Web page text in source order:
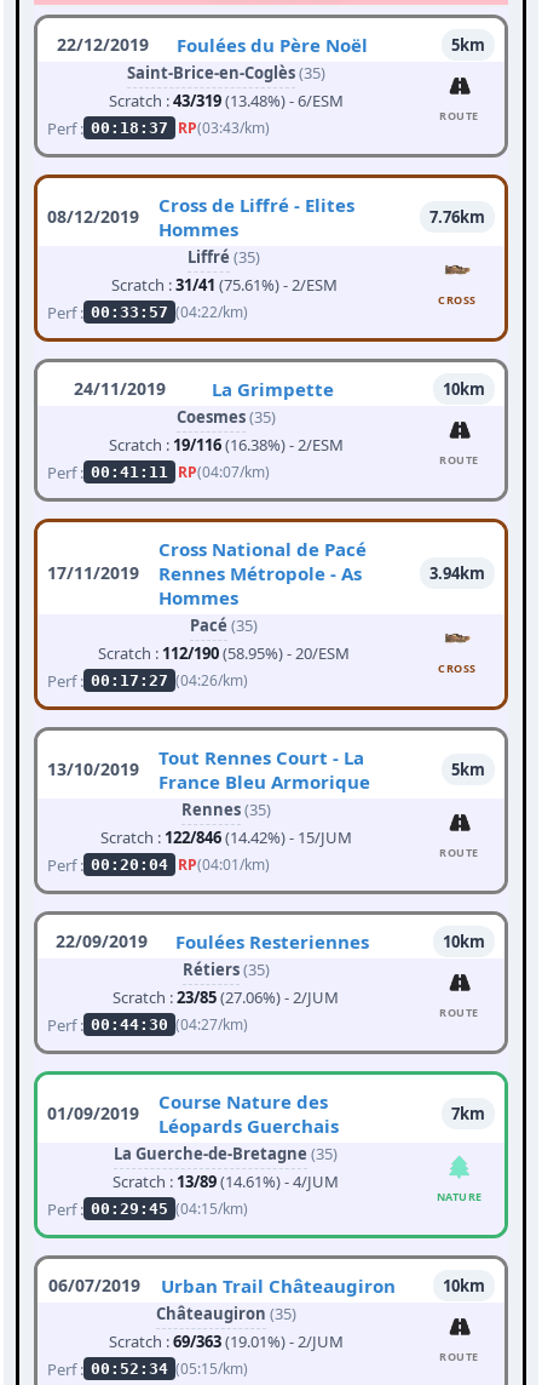
22/12/2019 Foulées du Père Noël
5km
Saint-Brice-en-Coglès(35)
Scratch :43/319(13.48%) - 6/ESM
Perf : 00:18:37 RP(03:43/km)
ROUTE
08/12/2019
Cross de Liffré - Elites
Hommes
7.76km
Liffré (35)
Scratch :31/41 (75.61%) - 2/ESM
Perf : 00:33:57 (04:22/km)
CROSS
24/11/2019 La Grimpette
10km
Coesmes(35)
Scratch : 19/116(16.38%) - 2/ESM
Perf : 00:41:11 RP(04:07/km)
ROUTE
17/11/2019
Cross National de Pacé
Rennes Métropole - As
Hommes
3.94km
Pacé (35)
Scratch : 112/190(58.95%) - 20/ESM
Perf : 00:17:27 (04:26/km)
CROSS
13/10/2019
Tout Rennes Court - La
France Bleu Armorique
5km
Rennes(35)
Scratch : 122/846(14.42%) - 15/JUM
Perf : 00:20:04 RP(04:01/km)
ROUTE
22/09/2019 Foulées Resteriennes
10km
Rétiers(35)
Scratch :23/85(27.06%) - 2/JUM
Perf : 00:44:30 (04:27/km)
ROUTE
01/09/2019
Course Nature des
Léopards Guerchais
7km
La Guerche-de-Bretagne (35)
Scratch : 13/89(14.61%) - 4/JUM
Perf : 00:29:45 (04:15/km)
NATURE
06/07/2019 Urban Trail Châteaugiron
10km
Châteaugiron (35)
Scratch :69/363(19.01%) - 2/JUM
Perf : 00:52:34 (05:15/km)
ROUTE